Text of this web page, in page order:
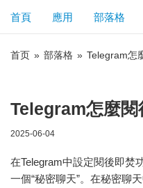
首頁 應用 部落格
首页 » 部落格 » Telegram怎
Telegram怎麼閱
2025-06-04
在Telegram中設定閱後即焚
一個“秘密聊天”。在秘密聊